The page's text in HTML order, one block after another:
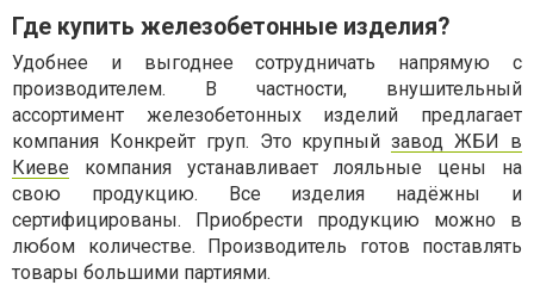
Где купить железобетонные изделия?
Удобнее и выгоднее сотрудничать напрямую с
производителем. В частности, внушительный
ассортимент железобетонных изделий предлагает
компания Конкрейт груп. Это крупныйзавод ЖБИ в
Киеве компания устанавливает лояльные цены на
свою продукцию. Все изделия надёжны и
сертифицированы. Приобрести продукцию можно в
любом количестве. Производитель готов поставлять
товары большими партиями.